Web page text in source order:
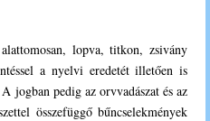
lopva, titkon, zsivány
a nyelvi eredetét illetően is
jogban pedig az orvvadászat és az
összefüggő bűncselekmények